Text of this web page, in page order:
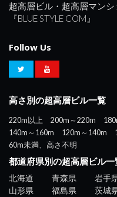
超高層ビル・超高層マンシ
『BLUE STYLE COM』
Follow Us
高さ別の超高層ビル一覧
220m以上 200m～220m
140m～160m
120m～140m
60m未満、高さ不明
都道府県別の超高層ビル一
北海道 青森県 岩手
山形県
福島県 茨城